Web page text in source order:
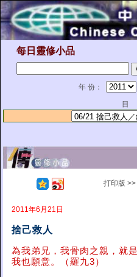
每日靈修小品
年 份：
目
打印版 >>
2011年6月21日
捨己救人
為我弟兄，我骨肉之親，就
我也願意。（羅九3）